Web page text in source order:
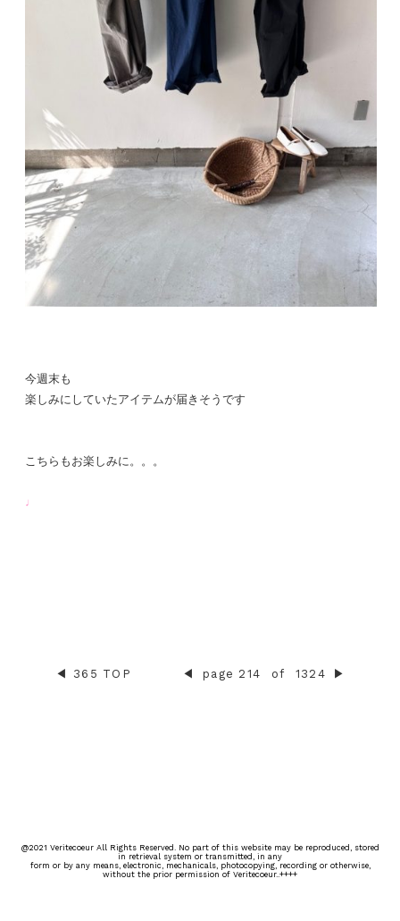
今週末も
楽しみにしていたアイテムが届きそうです
こちらもお楽しみに。。。
♩
◀︎ 365 TOP ◀︎ page 214 of 1324 ▶︎
@2021 Veritecoeur All Rights Reserved. No part of this website may be reproduced, stored
in retrieval system or transmitted, in any
form or by any means, electronic, mechanicals, photocopying, recording or otherwise,
without the prior permission of Veritecoeur..++++